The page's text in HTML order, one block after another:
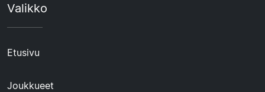
Valikko
Etusivu
Joukkueet